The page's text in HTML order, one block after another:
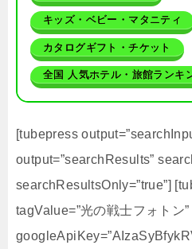
キッズ・ベビー・マタニティ
カタログギフト・チケット
全国 人気ホテル・旅館ランキ
[tubepress
output=”searchResults”
searchResultsOnly=”true”]
tagValue=”光の戦士フォトン”